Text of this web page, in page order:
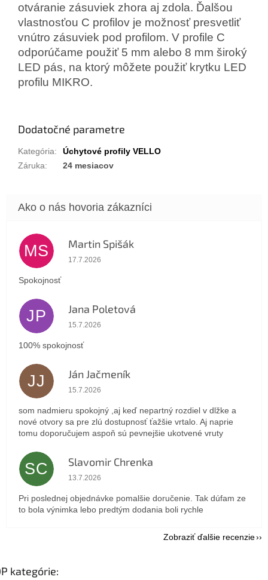
otváranie zásuviek zhora aj zdola. Ďalšou
vlastnosťou C profilov je možnosť presvetliť
vnútro zásuviek pod profilom. V profile C
odporúčame použiť 5 mm alebo 8 mm široký
LED pás, na ktorý môžete použiť krytku LED
profilu MIKRO.
Dodatočné parametre
Kategória:
Úchytové profily VELLO
Záruka: 24 mesiacov
MS Martin Spišák
Hodnotenie obchodu je 5 z 5 hviezdičiek.
17.7.2026
Spokojnosť
JP Jana Poletová
Hodnotenie obchodu je 5 z 5 hviezdičiek.
15.7.2026
100% spokojnosť
JJ Ján Jačmeník
Hodnotenie obchodu je 5 z 5 hviezdičiek.
15.7.2026
som nadmieru spokojný ,aj keď nepartný rozdiel v dlžke a
nové otvory sa pre zlú dostupnosť ťažšie vrtalo. Aj naprie
tomu doporučujem aspoň sú pevnejšie ukotvené vruty
SC Slavomir Chrenka
Hodnotenie obchodu je 5 z 5 hviezdičiek.
13.7.2026
Pri poslednej objednávke pomalšie doručenie. Tak dúfam ze
to bola výnimka lebo predtým dodania boli rychle
Zobraziť ďalšie recenzie
kategórie: